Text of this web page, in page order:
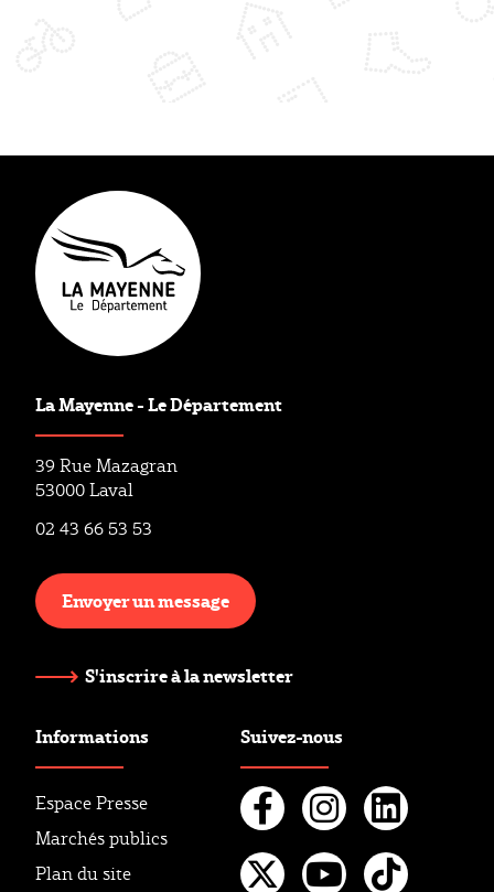
La Mayenne - Le Département
39 Rue Mazagran
53000 Laval
02 43 66 53 53
Envoyer un message
S'inscrire à la newsletter
Informations
Espace Presse
Marchés publics
Plan du site
Suivez-nous
Facebook